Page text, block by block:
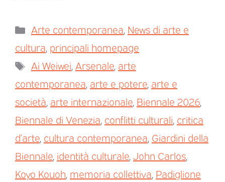
Arte contemporanea News di arte e
cultura principali homepage
Ai Weiwei Arsenale arte
contemporanea arte e potere arte e
società arte internazionale Biennale 2026
Biennale di Venezia conflitti culturali critica
d’arte cultura contemporanea Giardini della
Biennale identità culturale John Carlos
Koyo Kouoh memoria collettiva Padiglione